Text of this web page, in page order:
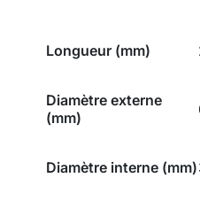
Longueur (mm)
Diamètre externe
(mm)
Diamètre interne (mm)